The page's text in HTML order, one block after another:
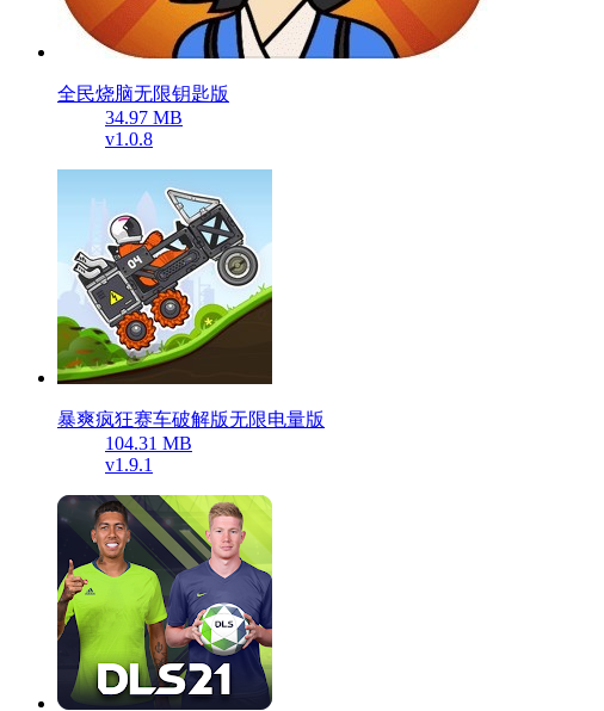
全民烧脑无限钥匙版
34.97 MB
v1.0.8
暴爽疯狂赛车破解版无限电量版
104.31 MB
v1.9.1